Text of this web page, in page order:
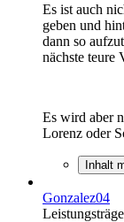
Es ist auch
geben und
dann so
nächste teure
Es wird aber
Lorenz oder
Inhalt
Gonzalez04